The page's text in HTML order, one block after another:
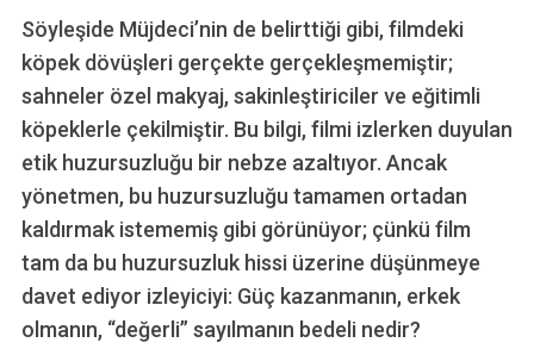
Söyleşide Müjdeci’nin de belirttiği gibi, filmdeki
köpek dövüşleri gerçekte gerçekleşmemiştir;
sahneler özel makyaj, sakinleştiriciler ve eğitimli
köpeklerle çekilmiştir. Bu bilgi, filmi izlerken duyulan
etik huzursuzluğu bir nebze azaltıyor. Ancak
yönetmen, bu huzursuzluğu tamamen ortadan
kaldırmak istememiş gibi görünüyor; çünkü film
tam da bu huzursuzluk hissi üzerine düşünmeye
davet ediyor izleyiciyi: Güç kazanmanın, erkek
olmanın, “değerli” sayılmanın bedeli nedir?